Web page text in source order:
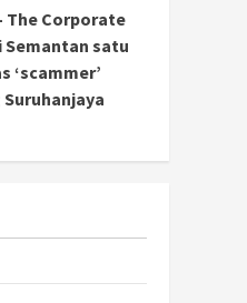
Corporate
Semantan satu
‘scammer’